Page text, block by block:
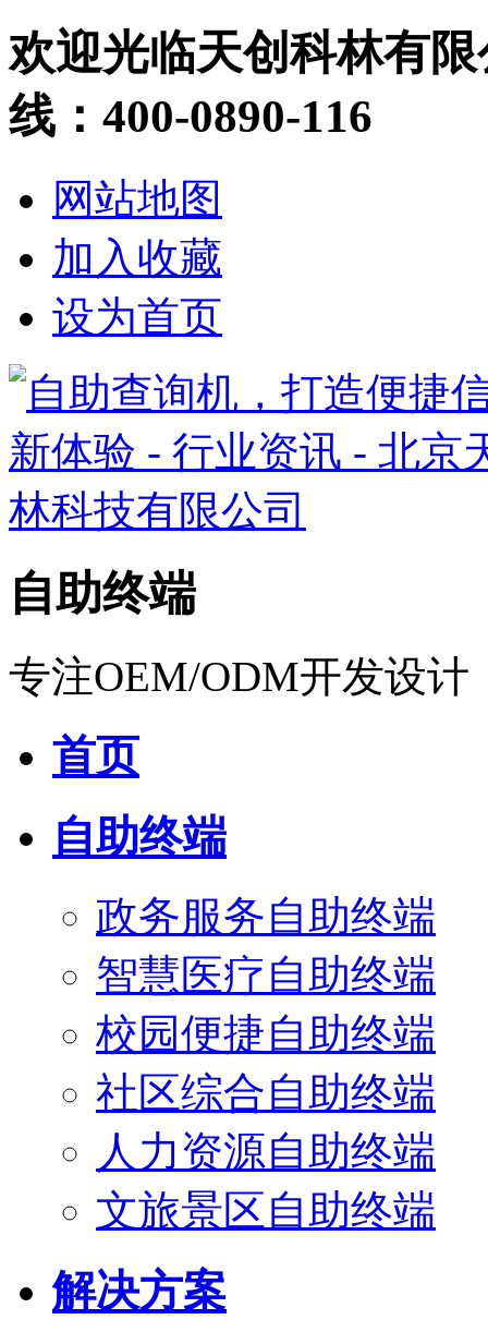
欢迎光临天创科林有
线：400-0890-116
网站地图
加入收藏
设为首页
自助终端
专注OEM/ODM开发设计
首页
自助终端
政务服务自助终端
智慧医疗自助终端
校园便捷自助终端
社区综合自助终端
人力资源自助终端
文旅景区自助终端
解决方案